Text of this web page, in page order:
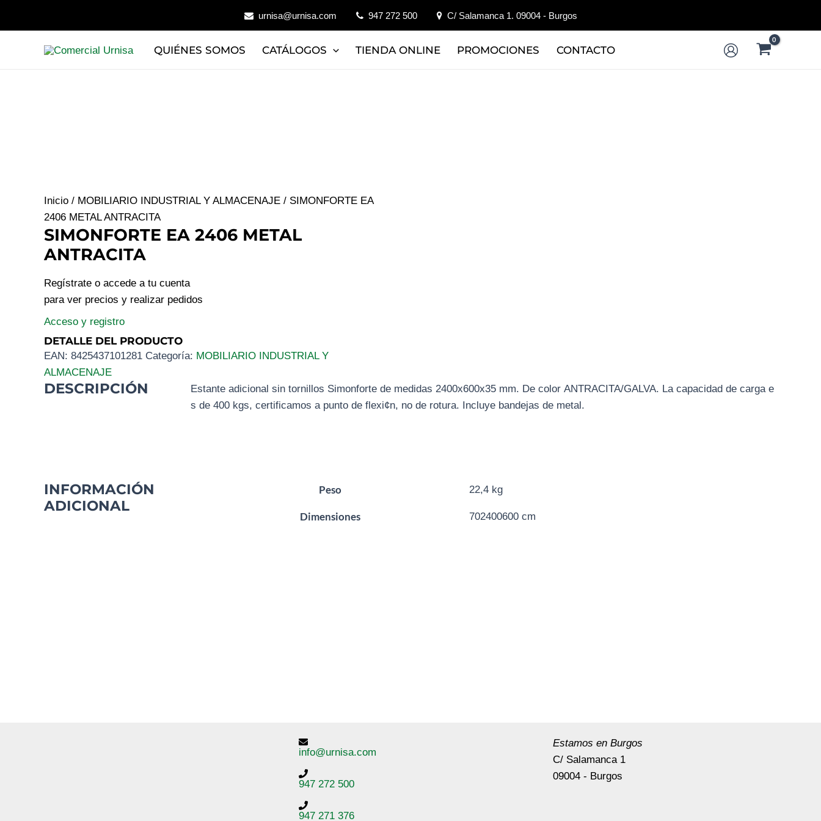
urnisa@urnisa.com 947 272 500 C/ Salamanca 1. 09004 - Burgos
QUIÉNES SOMOS CATÁLOGOS TIENDA ONLINE PROMOCIONES CONTACTO
Inicio / MOBILIARIO INDUSTRIAL Y ALMACENAJE / SIMONFORTE EA
2406 METAL ANTRACITA
SIMONFORTE EA 2406 METAL
ANTRACITA
Regístrate o accede a tu cuenta
para ver precios y realizar pedidos
Acceso y registro
DETALLE DEL PRODUCTO
EAN: 8425437101281 Categoría: MOBILIARIO INDUSTRIAL Y
ALMACENAJE
DESCRIPCIÓN
Estante adicional sin tornillos Simonforte de medidas 2400x600x35 mm. De color ANTRACITA/GALVA. La capacidad de carga e
s de 400 kgs, certificamos a punto de flexi¢n, no de rotura. Incluye bandejas de metal.
INFORMACIÓN
ADICIONAL
Peso 22,4 kg
Dimensiones 702400600 cm
info@urnisa.com
947 272 500
947 271 376
Estamos en Burgos
C/ Salamanca 1
09004 - Burgos